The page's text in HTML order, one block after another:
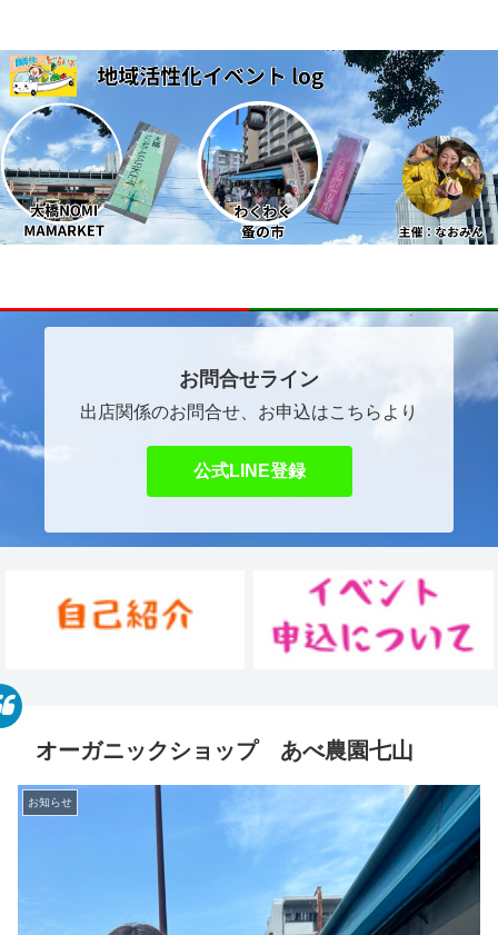
お問合せライン
出店関係のお問合せ、お申込はこちらより
公式LINE登録
オーガニックショップ あべ農園七山
お知らせ